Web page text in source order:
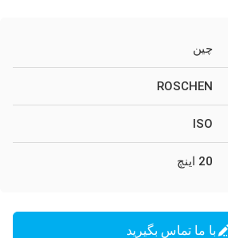
چین
ROSCHEN
ISO
20 اینچ
با ما تماس بگیرید